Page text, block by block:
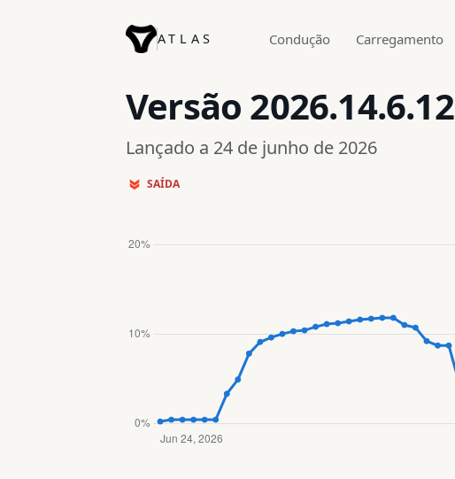
ATLAS Condução Carregamento
Versão 2026.14.6.12
Lançado a 24 de junho de 2026
SAÍDA